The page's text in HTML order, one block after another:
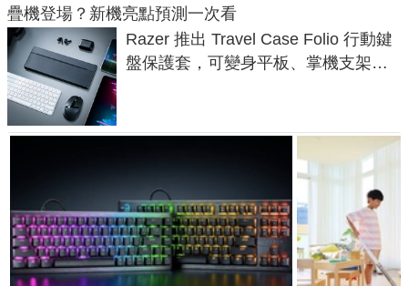
疊機登場？新機亮點預測一次看
Razer 推出 Travel Case Folio 行動鍵
盤保護套，可變身平板、掌機支架，